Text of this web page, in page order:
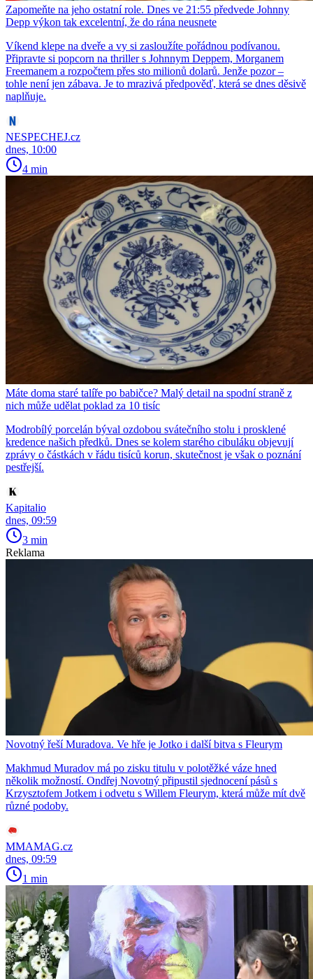
Zapomeňte na jeho ostatní role. Dnes ve 21:55 předvede Johnny
Depp výkon tak excelentní, že do rána neusnete
Víkend klepe na dveře a vy si zasloužíte pořádnou podívanou.
Připravte si popcorn na thriller s Johnnym Deppem, Morganem
Freemanem a rozpočtem přes sto milionů dolarů. Jenže pozor –
tohle není jen zábava. Je to mrazivá předpověď, která se dnes děsivě
naplňuje.
NESPECHEJ.cz
dnes, 10:00
4 min
Máte doma staré talíře po babičce? Malý detail na spodní straně z
nich může udělat poklad za 10 tisíc
Modrobílý porcelán býval ozdobou svátečního stolu i prosklené
kredence našich předků. Dnes se kolem starého cibuláku objevují
zprávy o částkách v řádu tisíců korun, skutečnost je však o poznání
pestřejší.
Kapitalio
dnes, 09:59
3 min
Reklama
Novotný řeší Muradova. Ve hře je Jotko i další bitva s Fleurym
Makhmud Muradov má po zisku titulu v polotěžké váze hned
několik možností. Ondřej Novotný připustil sjednocení pásů s
Krzysztofem Jotkem i odvetu s Willem Fleurym, která může mít dvě
různé podoby.
MMAMAG.cz
dnes, 09:59
1 min